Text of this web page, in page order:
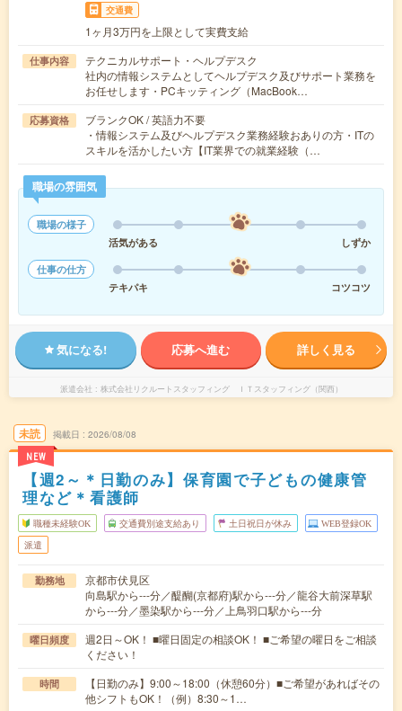
交通費
1ヶ月3万円を上限として実費支給
仕事内容
テクニカルサポート・ヘルプデスク
社内の情報システムとしてヘルプデスク及びサポート業務を
お任せします・PCキッティング（MacBook…
応募資格
ブランクOK / 英語力不要
・情報システム及びヘルプデスク業務経験おありの方・ITの
スキルを活かしたい方【IT業界での就業経験（…
職場の雰囲気
職場の様子
活気がある
しずか
仕事の仕方
テキパキ
コツコツ
気になる! 応募へ進む 詳しく見る
派遣会社 株式会社リクルートスタッフィング ＩＴスタッフィング（関西）
未読
NEW
掲載日 2026/08/08
【週2～＊日勤のみ】保育園で子どもの健康管
理など＊看護師
職種未経験OK 交通費別途支給あり 土日祝日が休み WEB登録OK
派遣
勤務地
京都市伏見区
向島駅から---分／醍醐(京都府)駅から---分／龍谷大前深草駅
から---分／墨染駅から---分／上鳥羽口駅から---分
曜日頻度
週2日～OK！ ■曜日固定の相談OK！ ■ご希望の曜日をご相談
ください！
時間
【日勤のみ】9:00～18:00（休憩60分）■ご希望があればその
他シフトもOK！（例）8:30～1…